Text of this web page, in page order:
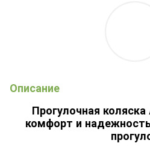
Описание
Прогулочная
комфорт и